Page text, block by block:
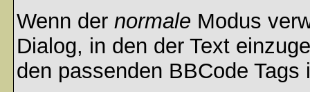
Wenn der normale Modus
Dialog, in den der Text
den passenden BBCode